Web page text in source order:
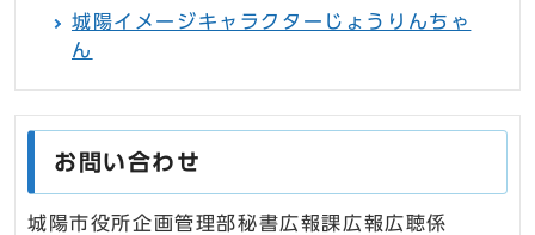
城陽イメージキャラクターじょうりんちゃ
ん
お問い合わせ
城陽市役所企画管理部秘書広報課広報広聴係